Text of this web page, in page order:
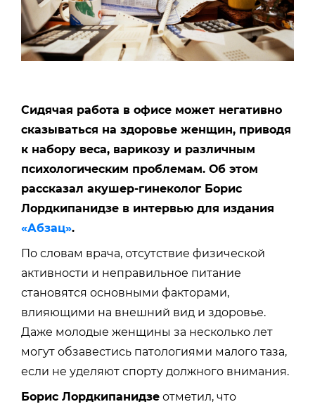
Сидячая работа в офисе может негативно
сказываться на здоровье женщин, приводя
к набору веса, варикозу и различным
психологическим проблемам. Об этом
рассказал акушер-гинеколог Борис
Лордкипанидзе в интервью для издания
«Абзац».
По словам врача, отсутствие физической
активности и неправильное питание
становятся основными факторами,
влияющими на внешний вид и здоровье.
Даже молодые женщины за несколько лет
могут обзавестись патологиями малого таза,
если не уделяют спорту должного внимания.
Борис Лордкипанидзе отметил, что